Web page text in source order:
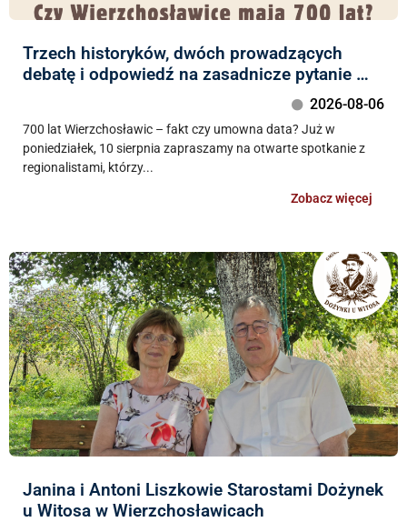
Trzech historyków, dwóch prowadzących
debatę i odpowiedź na zasadnicze pytanie …
2026-08-06
700 lat Wierzchosławic – fakt czy umowna data? Już w
poniedziałek, 10 sierpnia zapraszamy na otwarte spotkanie z
regionalistami, którzy...
Zobacz więcej
Janina i Antoni Liszkowie Starostami Dożynek
u Witosa w Wierzchosławicach